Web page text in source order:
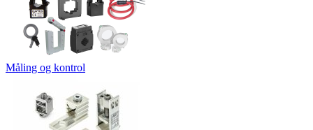
Måling og kontrol